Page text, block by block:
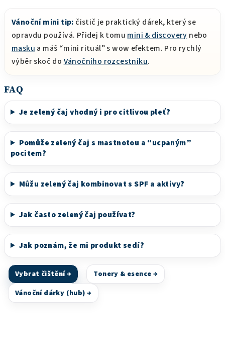
Vánoční mini tip: čistič je praktický dárek, který se
opravdu používá. Přidej k tomu mini & discovery nebo
masku a máš “mini rituál” s wow efektem. Pro rychlý
výběr skoč do Vánočního rozcestníku.
FAQ
Je zelený čaj vhodný i pro citlivou pleť?
Pomůže zelený čaj s mastnotou a “ucpaným”
pocitem?
Můžu zelený čaj kombinovat s SPF a aktivy?
Jak často zelený čaj používat?
Jak poznám, že mi produkt sedí?
Vybrat čištění →
Tonery & esence →
Vánoční dárky (hub) →